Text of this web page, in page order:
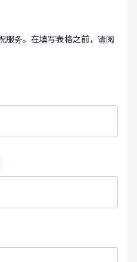
服务。在填写表格之前，请阅